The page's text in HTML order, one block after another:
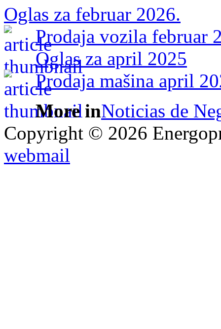
Oglas za februar 2026.
Prodaja vozila februar
Oglas za april 2025
Prodaja mašina april
More inNoticias de
Copyright © 2026
webmail